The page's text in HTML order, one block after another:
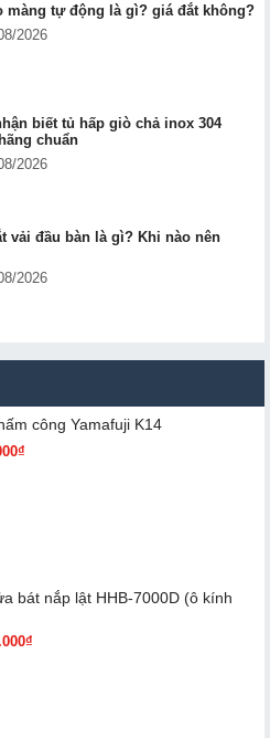
màng tự động là gì? giá đắt không?
2026
biết tủ hấp giò chả inox 304
chuẩn
2026
vải đầu bàn là gì? Khi nào nên
2026
cô​ng Yamafuji K14
bát nắp lật HHB-7000D (ô kính